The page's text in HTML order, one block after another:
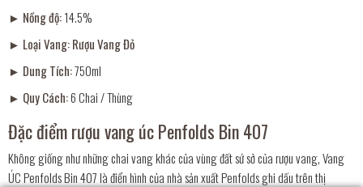
► Nồng độ:14.5%
► Loại Vang:Rượu Vang Đỏ
► Dung Tích:750ml
► Quy Cách:6 Chai / Thùng
Đặc điểm rượu vang úc Penfolds Bin 407
Không giống như những chai vang khác của vùng đất sứ sở của rượu vang, Vang
ÚC Penfolds Bin 407 là điển hình của nhà sản xuất Penfolds ghi dấu trên thị